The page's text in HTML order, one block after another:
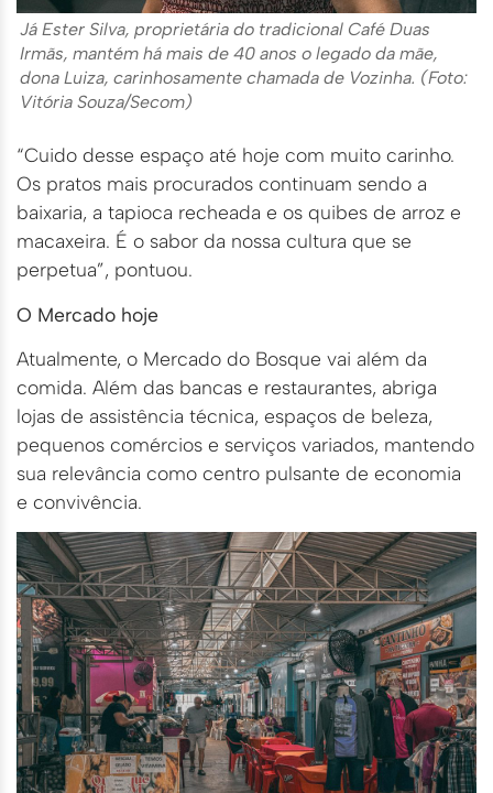
Já Ester Silva, proprietária do tradicional Café Duas
Irmãs, mantém há mais de 40 anos o legado da mãe,
dona Luiza, carinhosamente chamada de Vozinha. (Foto:
Vitória Souza/Secom)
“Cuido desse espaço até hoje com muito carinho.
Os pratos mais procurados continuam sendo a
baixaria, a tapioca recheada e os quibes de arroz e
macaxeira. É o sabor da nossa cultura que se
perpetua”, pontuou.
O Mercado hoje
Atualmente, o Mercado do Bosque vai além da
comida. Além das bancas e restaurantes, abriga
lojas de assistência técnica, espaços de beleza,
pequenos comércios e serviços variados, mantendo
sua relevância como centro pulsante de economia
e convivência.